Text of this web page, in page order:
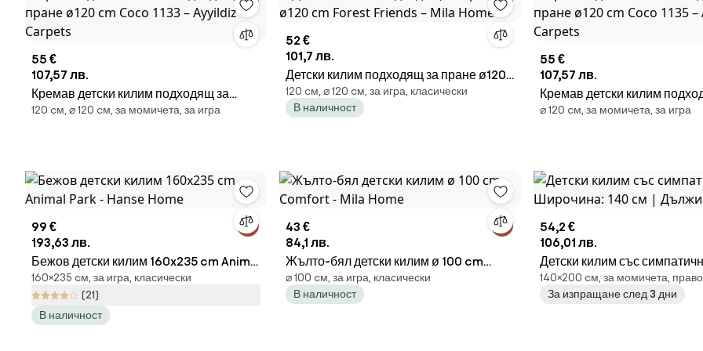
55 €
107,57 лв.
Кремав детски килим подходящ за
пране ø120 cm Coco 1133 – Ayyildiz
120 cм, ⌀ 120 cм, за момичета, за игра
52 €
101,7 лв.
Детски килим подходящ за пране ø120
cm Forest Friends – Mila Home
120 cм, ⌀ 120 cм, за игра, класически
В наличност
55 €
107,57 лв.
Кремав детски килим
пране ø120 cm Coco 1135 –
⌀ 120 cм, за момичета, за игра
99 €
193,63 лв.
Бежов детски килим 160x235 cm Animal
Park - Hanse Home
160×235 cм, за игра, класически
(21)
В наличност
43 €
84,1 лв.
Жълто-бял детски килим ø 100 cm
Comfort - Mila Home
⌀ 100 cм, за игра, класически
В наличност
54,2 €
106,01 лв.
Детски килим със
Широчина: 140 см |
140×200 cм, за момичета,
За изпращане след 3 дни